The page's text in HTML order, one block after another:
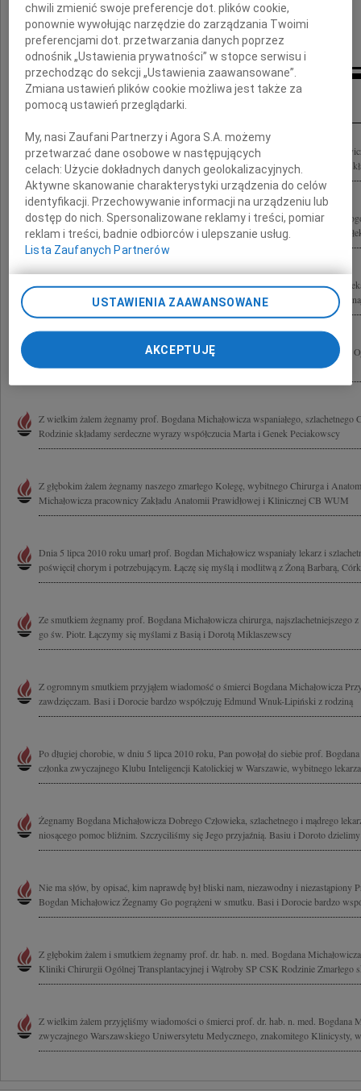
Hanna Kordasiewicz
>
Inne kondolencje
Z ogromnym żalem i smutkiem żegnamy Prof. dr. hab. n. med. Bogdana
Naukowej Lux Med, wieloletniego pracownika i znakomitego chirurga. Rodzinie
Dnia 5 lipca 2010 roku, przeżywszy 72 lata, zmarł po długiej i ciężkiej chorobie
kochany Mąż i Ojciec. Msza święta pogrzebowa zostanie odprawiona w
Z najgłębszym smutkiem żegnamy Pana prof. Bogdana Michałowicza wybitnego
który pochylał się nad każdym chorym. Jego mądrość i dobroć były niezwykłe, w
Łączymy się z Tobą Basiu i z Dorotą w głębokim bólu po śmierci Waszego Męża i
szkolnego Kolegi profesora Bogdana Michałowicza maturzyści 1955
Z wielkim żalem żegnamy prof. Bogdana Michałowicza wspaniałego, szlachetnego
Rodzinie składamy serdeczne wyrazy współczucia Marta i Genek Peciakowscy
Z głębokim żalem żegnamy naszego zmarłego Kolegę, wybitnego Chirurga i
Michałowicza pracownicy Zakładu Anatomii Prawidłowej i Klinicznej CB WUM
Dnia 5 lipca 2010 roku umarł prof. Bogdan Michałowicz wspaniały lekarz i
poświęcił chorym i potrzebującym. Łączę się myślą i modlitwą z Żoną Barbarą,
Ze smutkiem żegnamy prof. Bogdana Michałowicza chirurga, najszlachetniejszego
go św. Piotr. Łączymy się myślami z Basią i Dorotą Miklaszewscy
Z ogromnym smutkiem przyjąłem wiadomość o śmierci Bogdana Michałowicza
zawdzięczam. Basi i Dorocie bardzo współczuję Edmund Wnuk-Lipiński z rodziną
Po długiej chorobie, w dniu 5 lipca 2010 roku, Pan powołał do siebie prof.
członka zwyczajnego Klubu Inteligencji Katolickiej w Warszawie, wybitnego
Żegnamy Bogdana Michałowicza Dobrego Człowieka, szlachetnego i mądrego
niosącego pomoc bliźnim. Szczyciliśmy się Jego przyjaźnią. Basiu i Doroto
Nie ma słów, by opisać, kim naprawdę był bliski nam, niezawodny i niezastąpiony
Bogdan Michałowicz Żegnamy Go pogrążeni w smutku. Basi i Dorocie bardzo
Z głębokim żalem i smutkiem żegnamy prof. dr. hab. n. med. Bogdana
Kliniki Chirurgii Ogólnej Transplantacyjnej i Wątroby SP CSK Rodzinie Zmarłego
Z wielkim żalem przyjęliśmy wiadomości o śmierci prof. dr. hab. n. med. Bogdana
zwyczajnego Warszawskiego Uniwersytetu Medycznego, znakomitego Klinicysty,
chwili zmienić swoje preferencje dot. plików cookie,
ponownie wywołując narzędzie do zarządzania Twoimi
preferencjami dot. przetwarzania danych poprzez
odnośnik „Ustawienia prywatności” w stopce serwisu i
przechodząc do sekcji „Ustawienia zaawansowane”.
Zmiana ustawień plików cookie możliwa jest także za
pomocą ustawień przeglądarki.
My, nasi Zaufani Partnerzy i Agora S.A. możemy
przetwarzać dane osobowe w następujących
celach:Użycie dokładnych danych geolokalizacyjnych.
Aktywne skanowanie charakterystyki urządzenia do celów
identyfikacji. Przechowywanie informacji na urządzeniu lub
dostęp do nich. Spersonalizowane reklamy i treści, pomiar
reklam i treści, badnie odbiorców i ulepszanie usług.
Lista Zaufanych Partnerów
USTAWIENIA ZAAWANSOWANE
AKCEPTUJĘ